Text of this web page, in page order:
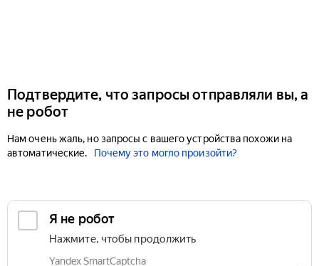
Подтвердите, что запросы отправляли вы, а
не робот
Нам очень жаль, но запросы с вашего устройства похожи на
автоматические.
Почему это могло произойти?